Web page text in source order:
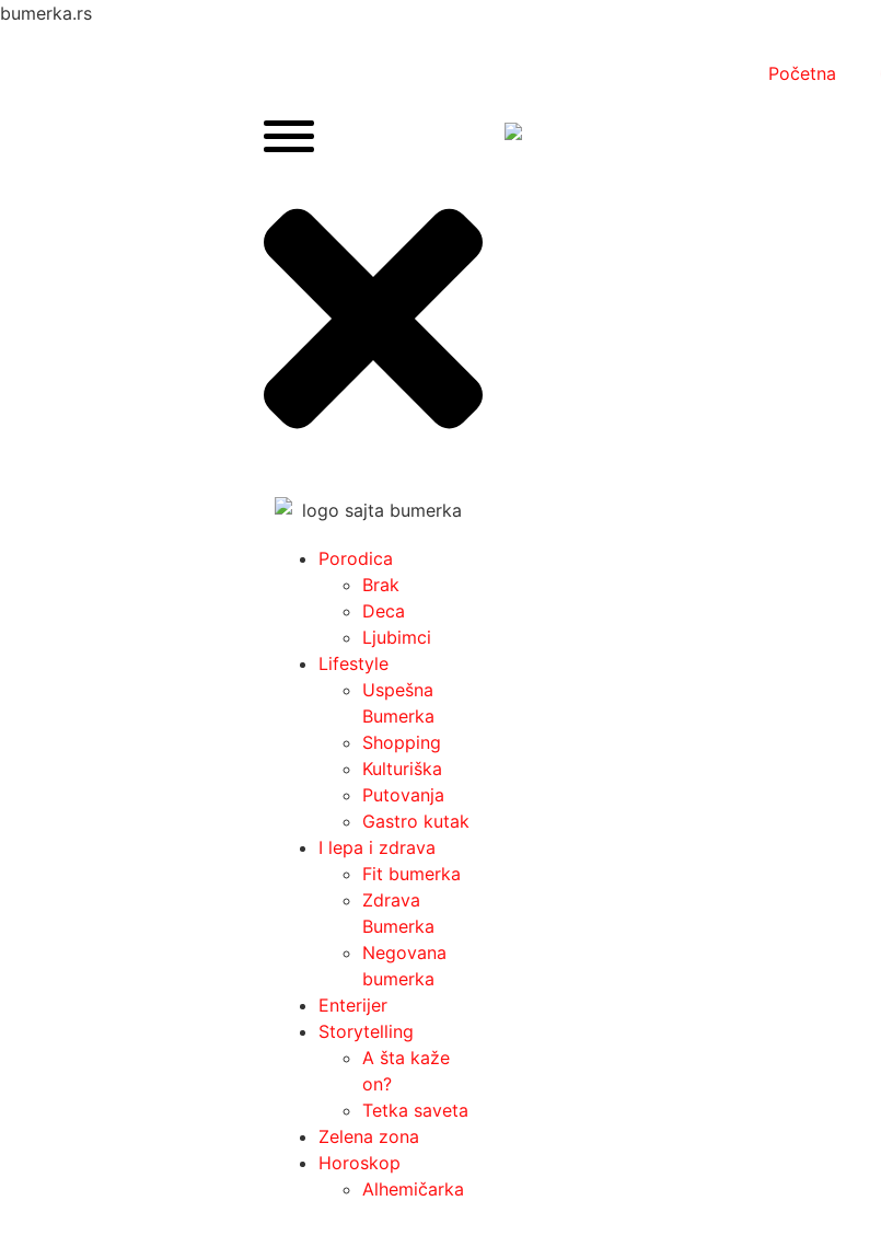
bumerka.rs
Početna
Porodica
Brak
Deca
Ljubimci
Lifestyle
Uspešna
Bumerka
Shopping
Kulturiška
Putovanja
Gastro kutak
I lepa i zdrava
Fit bumerka
Zdrava
Bumerka
Negovana
bumerka
Enterijer
Storytelling
A šta kaže
on?
Tetka saveta
Zelena zona
Horoskop
Alhemičarka